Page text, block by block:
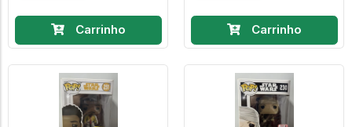
Carrinho Carrinho